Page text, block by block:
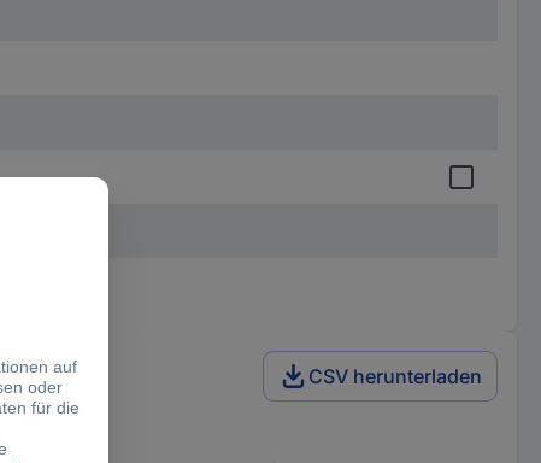
CSV herunterladen